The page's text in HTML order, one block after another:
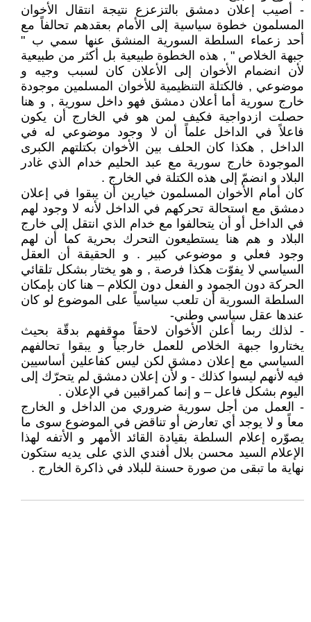
- أصيب إعلان دمشق بالتزعزع نتيجة انتقال الأخوان
المسلمون خطوة سياسية إلى الأمام بعقدهم تحالفاً مع
أحد زعماء السلطة السورية المنشق عنها سمي ب "
جبهة الخلاص " , هذه الخطوة طبيعية بل أكثر من طبيعية
لأن انضمام الأخوان إلى الأعلان كان لسبب وجيه و
موضوعي , فالكتلة التنظيمية للأخوان المسلمين موجودة
خارج سورية أما أعلان دمشق فهو داخل سورية , و هنا
حصلت ازدواجية فكيف لمن هو في الخارج أن يكون
فاعلاً في الداخل علماً أن لا وجود موضوعي له في
الداخل , هكذا كان الحلف بين الأخوان بكتلتهم الكبرى
الموجودة خارج سورية مع عبد الحليم خدام الذي غادر
البلاد و انضمّ إلى هذه الكتلة في الخارج .
كان أمام الأخوان المسلمون خيارين أن يبقوا في إعلان
دمشق مع استحالة تحركهم في الداخل لأنه لا وجود لهم
في الداخل أو أن يتحالفوا مع خدام الذي انتقل إلى خارج
البلاد و هم هنا يستطيعون التحرك بحرية كما أن لهم
وجود فعلي و موضوعي كبير . و الحقيقة أن العقل
السياسي لا يفوّت هكذا فرصة , و هو يختار بشكل تلقائي
الحركة دون الجمود و الفعل دون الكلام – هنا كان بإمكان
السلطة السورية أن تلعب سياسياً على الموضوع لو كان
عندها عقل سياسي وطني-
- لذلك ربما أعلن الأخوان لاحقاً موقفهم بدقّة بحيث
يختاروا جبهة الخلاص للعمل خارجياً و يبقوا تحالفهم
السياسي مع إعلان دمشق لكن ليس كفاعلين أساسيين
فيه لأنهم ليسوا كذلك - و لأن إعلان دمشق لم يتحرّك إلى
اليوم بشكل فاعل – و إنما كمراقبين في الإعلان .
- العمل من أجل سورية ضروري من الداخل و الخارج
معاً و لا يوجد أي تعارض أو تناقض في الموضوع سوى ما
يصوّره إعلام السلطة بقيادة القائد الأمهر و الأتفه لهذا
الإعلام السيد محسن بلال أفندي الذي على يديه ستكون
نهاية ما تبقى من صورة حسنة للبلاد في ذاكرة الخارج .